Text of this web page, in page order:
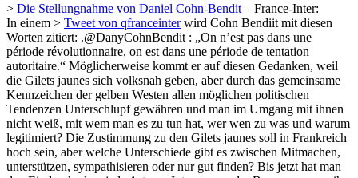
> Die Stellungnahme von Daniel Cohn-Bendit – France-Inter:
In einem > Tweet von qfranceinterwird Cohn Bendiit mit diesen
Worten zitiert: .@DanyCohnBendit : „On n’est pas dans une
période révolutionnaire, on est dans une période de tentation
autoritaire.“ Möglicherweise kommt er auf diesen Gedanken, weil
die Gilets jaunes sich volksnah geben, aber durch das gemeinsame
Kennzeichen der gelben Westen allen möglichen politischen
Tendenzen Unterschlupf gewähren und man im Umgang mit ihnen
nicht weiß, mit wem man es zu tun hat, wer wen zu was und warum
legitimiert? Die Zustimmung zu den Gilets jaunes soll in Frankreich
hoch sein, aber welche Unterschiede gibt es zwischen Mitmachen,
unterstützen, sympathisieren oder nur gut finden? Bis jetzt hat man